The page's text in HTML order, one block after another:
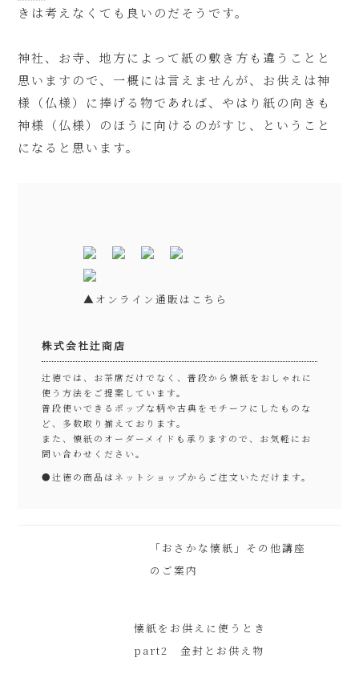
きは考えなくても良いのだそうです。
神社、お寺、地方によって紙の敷き方も違うことと
思いますので、一概には言えませんが、お供えは神
様（仏様）に捧げる物であれば、やはり紙の向きも
神様（仏様）のほうに向けるのがすじ、ということ
になると思います。
▲オンライン通販はこちら
株式会社辻商店
辻徳では、お茶席だけでなく、普段から懐紙をおしゃれに
使う方法をご提案しています。
普段使いできるポップな柄や古典をモチーフにしたものな
ど、多数取り揃えております。
また、懐紙のオーダーメイドも承りますので、お気軽にお
問い合わせください。
●辻徳の商品はネットショップからご注文いただけます。
「おさかな懐紙」その他講座
のご案内
懐紙をお供えに使うとき
part2 金封とお供え物